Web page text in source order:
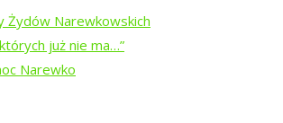
Żydów Narewkowskich
już nie ma…”
Narewko
z Teatrem Chodzonym
z pamięcią